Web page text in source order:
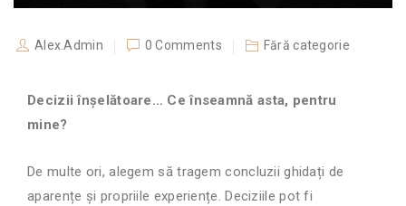
Alex.Admin 0 Comments Fără categorie
Decizii înșelătoare… Ce înseamnă asta, pentru
mine?
De multe ori, alegem să tragem concluzii ghidați de
aparențe și propriile experiențe. Deciziile pot fi